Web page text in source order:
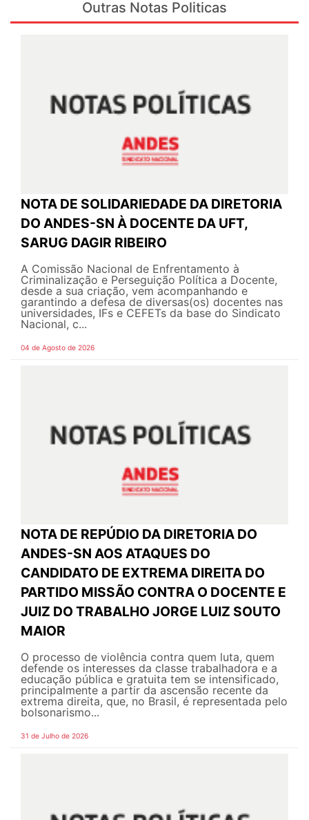
Outras Notas Politicas
NOTA DE SOLIDARIEDADE DA DIRETORIA
DO ANDES-SN À DOCENTE DA UFT,
SARUG DAGIR RIBEIRO
A Comissão Nacional de Enfrentamento à
Criminalização e Perseguição Política a Docente,
desde a sua criação, vem acompanhando e
garantindo a defesa de diversas(os) docentes nas
universidades, IFs e CEFETs da base do Sindicato
Nacional, c...
04 de Agosto de 2026
NOTA DE REPÚDIO DA DIRETORIA DO
ANDES-SN AOS ATAQUES DO
CANDIDATO DE EXTREMA DIREITA DO
PARTIDO MISSÃO CONTRA O DOCENTE E
JUIZ DO TRABALHO JORGE LUIZ SOUTO
MAIOR
O processo de violência contra quem luta, quem
defende os interesses da classe trabalhadora e a
educação pública e gratuita tem se intensificado,
principalmente a partir da ascensão recente da
extrema direita, que, no Brasil, é representada pelo
bolsonarismo...
31 de Julho de 2026